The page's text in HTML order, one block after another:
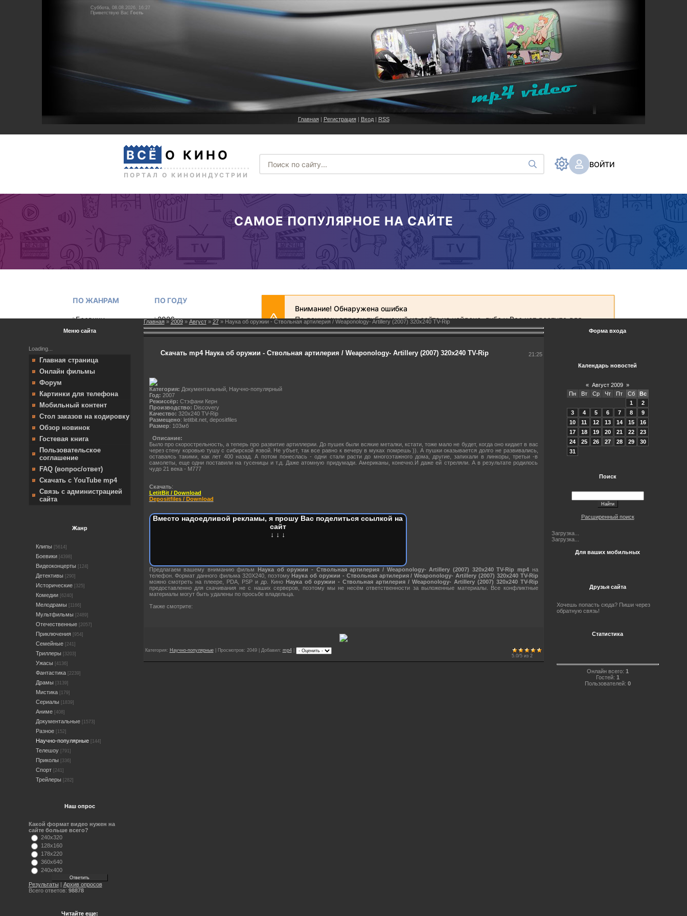
Суббота, 08.08.2026, 16:27
Приветствую Вас Гость
Главная| Регистрация| Вход| RSS
Меню сайта
Loading...
Главная страница
Онлайн фильмы
Форум
Картинки для телефона
Мобильный контент
Стол заказов на кодировку
Обзор новинок
Гостевая книга
Пользовательское
соглашение
FAQ (вопрос/ответ)
Скачать с YouTube mp4
Связь с администрацией
сайта
Жанр
Клипы [5614]
Боевики [4398]
Видеоконцерты [124]
Детективы [290]
Исторические [325]
Комедии [6240]
Мелодрамы [1166]
Мультфильмы [2489]
Отечественные [2057]
Приключения [954]
Семейные [241]
Триллеры [3203]
Ужасы [4136]
Фантастика [2239]
Драмы [3139]
Мистика [179]
Сериалы [1839]
Аниме [408]
Документальные [1573]
Разное [152]
Научно-популярные [144]
Телешоу [791]
Приколы [336]
Спорт [241]
Трейлеры [282]
Наш опрос
Какой формат видео нужен на
сайте больше всего?
240x320
128x160
178x220
360x640
240x400
Результаты | Архив опросов
Всего ответов: 98878
Читайте еще:
Главная» 2009 » Август » 27» Наука об оружии - Ствольная артилерия / Weaponology- Artillery (2007) 320x240 TV-Rip
Скачать mp4 Наука об оружии - Ствольная артилерия / Weaponology- Artillery (2007) 320x240 TV-Rip 21:25
Категория: Документальный, Научно-популярный
Год: 2007
Режиссёр: Стэфани Керн
Производство: Discovery
Качество: 320x240 TV-Rip
Размещено: letitbit.net, depositfiles
Размер: 103мб
Описание:
Было про скорострельность, а теперь про развитие артиллерии. До пушек были всякие металки, кстати, тоже мало не будет, когда оно кидает в вас
через стену коровью тушу с сибирской язвой. Не убъет, так все равно к вечеру в муках помрешь )). А пушки оказывается долго не развивались,
оставаясь такими, как лет 400 назад. А потом понеслась - одни стали расти до многоэтажного дома, другие, запихали в линкоры, третьи -в
самолеты, еще одни поставили на гусеницы и т.д. Даже атомную придумади. Американы, конечно.И даже ей стреляли. А в результате родилось
чудо 21 века - М777
Скачать:
LetitBit / Download
Depositfiles / Download
Вместо надоедливой рекламы, я прошу Вас поделиться ссылкой на
сайт
↓ ↓ ↓
Предлагаем вашему вниманию фильм Наука об оружии - Ствольная артилерия / Weaponology- Artillery (2007) 320x240 TV-Rip mp4на
телефон. Формат данного фильма 320X240, поэтому Наука об оружии - Ствольная артилерия / Weaponology- Artillery (2007) 320x240 TV-Rip
можно смотреть на плеере, PDA, PSP и др. Кино Наука об оружии - Ствольная артилерия / Weaponology- Artillery (2007) 320x240 TV-Rip
предоставленно для скачивания не с наших серверов, поэтому мы не несём ответственности за выложенные материалы. Все конфликтные
материалы могут быть удалены по просьбе владельца.
Также смотрите:
Категория: Научно-популярные| Просмотров: 2049 | Добавил: mp4|
5.0/5из 2
Форма входа
Календарь новостей
« Август 2009 »
Пн
Вт Ср Чт Пт Сб
Вс
1
2
3
4 5 6 7 8
9
10
11 12 13 14 15
16
17
18 19 20 21 22
23
24
25 26 27 28 29
30
31
Поиск
Расширенный поиск
Загрузка...
Загрузка...
Для ваших мобильных
Друзья сайта
Хочешь попасть сюда? Пиши через
обратную связь!
Статистика
Онлайн всего: 1
Гостей: 1
Пользователей: 0